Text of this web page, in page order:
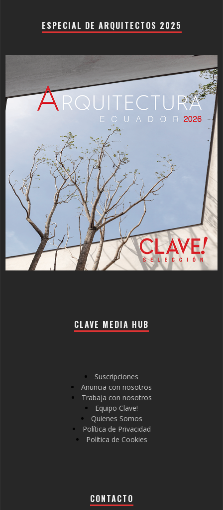
ESPECIAL DE ARQUITECTOS 2025
CLAVE MEDIA HUB
Suscripciones
Anuncia con nosotros
Trabaja con nosotros
Equipo Clave!
Quienes Somos
Política de Privacidad
Política de Cookies
CONTACTO